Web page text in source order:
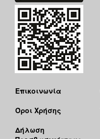
Επικοινωνία
Όροι Χρήσης
Δήλωση